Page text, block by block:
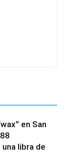
en San
libra de